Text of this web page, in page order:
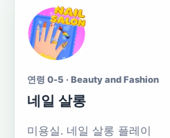
연령 0-5 · Beauty and Fashion
네일 살롱
미용실. 네일 살롱 플레이